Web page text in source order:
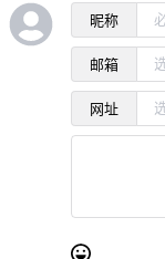
昵称
邮箱
网址